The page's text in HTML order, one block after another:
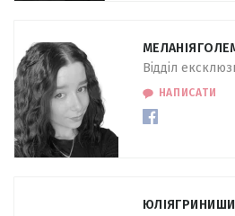
МЕЛАНІЯ
Відділ
НАПИСАТИ
ЮЛІЯ